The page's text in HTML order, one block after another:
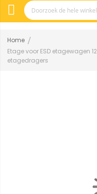
Home
Etage voor ESD etagewagen
etagedragers